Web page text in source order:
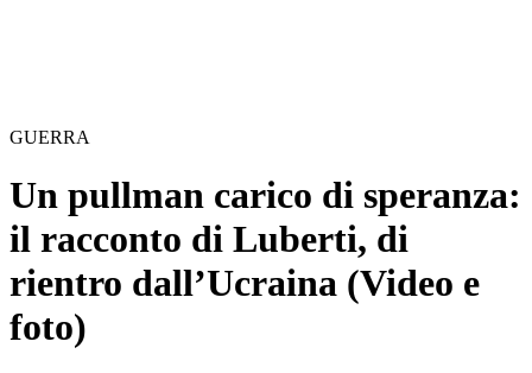
GUERRA
Un pullman carico di speranza:
il racconto di Luberti, di
rientro dall’Ucraina (Video e
foto)